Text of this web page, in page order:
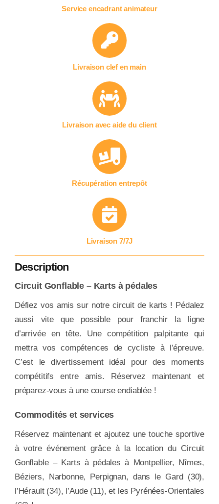
Service encadrant animateur
Livraison clef en main
Livraison avec aide du client
Récupération entrepôt
Livraison 7/7J
Description
Circuit Gonflable – Karts à pédales
Défiez vos amis sur notre circuit de karts ! Pédalez
aussi vite que possible pour franchir la ligne
d’arrivée en tête. Une compétition palpitante qui
mettra vos compétences de cycliste à l’épreuve.
C’est le divertissement idéal pour des moments
compétitifs entre amis. Réservez maintenant et
préparez-vous à une course endiablée !
Commodités et services
Réservez maintenant et ajoutez une touche sportive
à votre événement grâce à la location du Circuit
Gonflable – Karts à pédales à Montpellier, Nîmes,
Béziers, Narbonne, Perpignan, dans le Gard (30),
l’Hérault (34), l’Aude (11), et les Pyrénées-Orientales